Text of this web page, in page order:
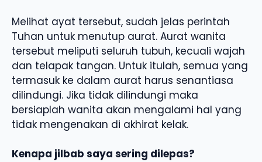
Melihat ayat tersebut, sudah jelas perintah
Tuhan untuk menutup aurat. Aurat wanita
tersebut meliputi seluruh tubuh, kecuali wajah
dan telapak tangan. Untuk itulah, semua yang
termasuk ke dalam aurat harus senantiasa
dilindungi. Jika tidak dilindungi maka
bersiaplah wanita akan mengalami hal yang
tidak mengenakan di akhirat kelak.
Kenapa jilbab saya sering dilepas?